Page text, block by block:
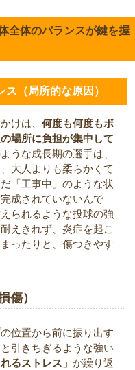
全体のバランスが鍵を握
（局所的な原因）
けは、 何度も何度もボ
場所に負担が集中して
うな成長期の選手は、
大人よりも柔らかくて
「工事中」のような状
成されていないんで
られるような投球の強
えきれず、炎症を起こ
ったりと、傷つきやす
傷）
位置から前に振り出す
引きちぎるような強い
るストレス」 が繰り返